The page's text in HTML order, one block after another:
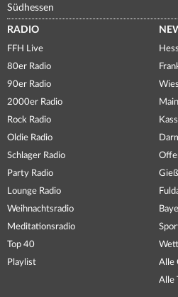
Südhessen
RADIO
FFH Live
80er Radio
90er Radio
2000er Radio
Rock Radio
Oldie Radio
Schlager Radio
Party Radio
Lounge Radio
Weihnachtsradio
Meditationsradio
Top 40
Playlist
Alle
Alle